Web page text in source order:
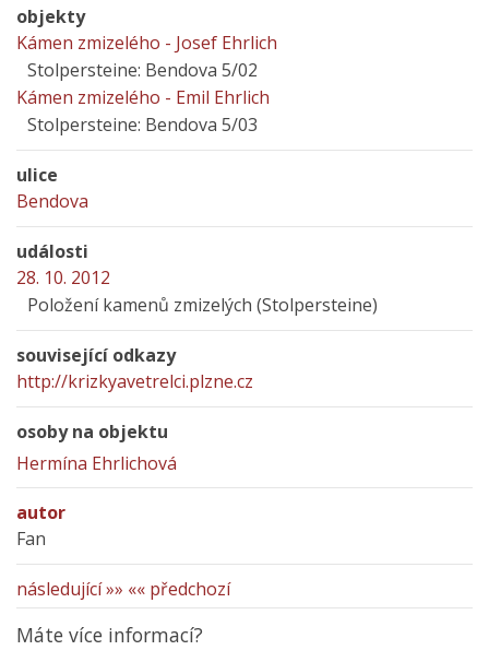
objekty
Kámen zmizelého - Josef Ehrlich
Stolpersteine: Bendova 5/02
Kámen zmizelého - Emil Ehrlich
Stolpersteine: Bendova 5/03
ulice
Bendova
události
28. 10. 2012
Položení kamenů zmizelých (Stolpersteine)
související odkazy
http://krizkyavetrelci.plzne.cz
osoby na objektu
Hermína Ehrlichová
autor
Fan
následující »» «« předchozí
Máte více informací?